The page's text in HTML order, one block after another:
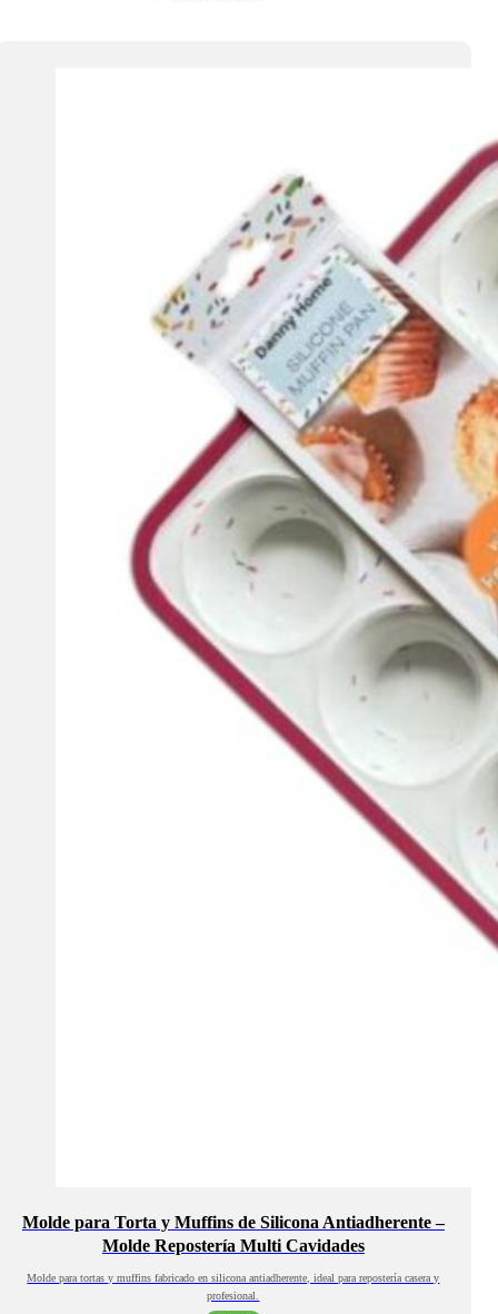
Molde para Torta y Muffins de Silicona Antiadherente –
Molde Repostería Multi Cavidades
Molde para tortas y muffins fabricado en silicona antiadherente, ideal para repostería casera y
profesional.